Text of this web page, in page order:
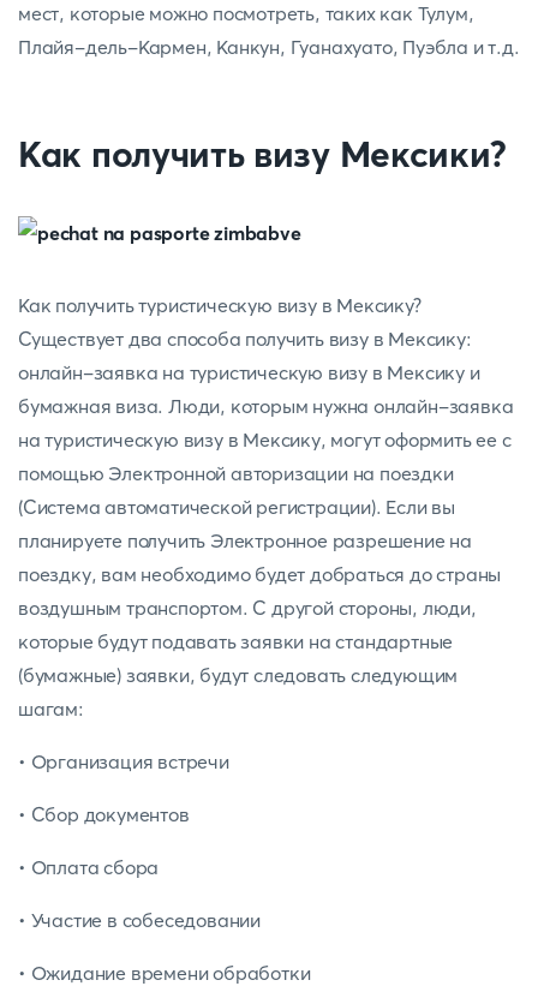
мест, которые можно посмотреть, таких как Тулум,
Плайя-дель-Кармен, Канкун, Гуанахуато, Пуэбла и т.д.
Как получить визу Мексики?
Как получить туристическую визу в Мексику?
Существует два способа получить визу в Мексику:
онлайн-заявка на туристическую визу в Мексику и
бумажная виза. Люди, которым нужна онлайн-заявка
на туристическую визу в Мексику, могут оформить ее с
помощью Электронной авторизации на поездки
(Система автоматической регистрации). Если вы
планируете получить Электронное разрешение на
поездку, вам необходимо будет добраться до страны
воздушным транспортом. С другой стороны, люди,
которые будут подавать заявки на стандартные
(бумажные) заявки, будут следовать следующим
шагам:
• Организация встречи
• Сбор документов
• Оплата сбора
• Участие в собеседовании
• Ожидание времени обработки